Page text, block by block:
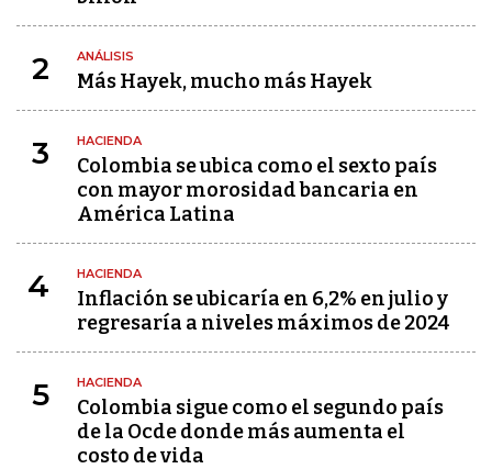
2 ANÁLISIS
Más Hayek, mucho más Hayek
3 HACIENDA
Colombia se ubica como el sexto país
con mayor morosidad bancaria en
América Latina
4 HACIENDA
Inflación se ubicaría en 6,2% en julio y
regresaría a niveles máximos de 2024
5 HACIENDA
Colombia sigue como el segundo país
de la Ocde donde más aumenta el
costo de vida